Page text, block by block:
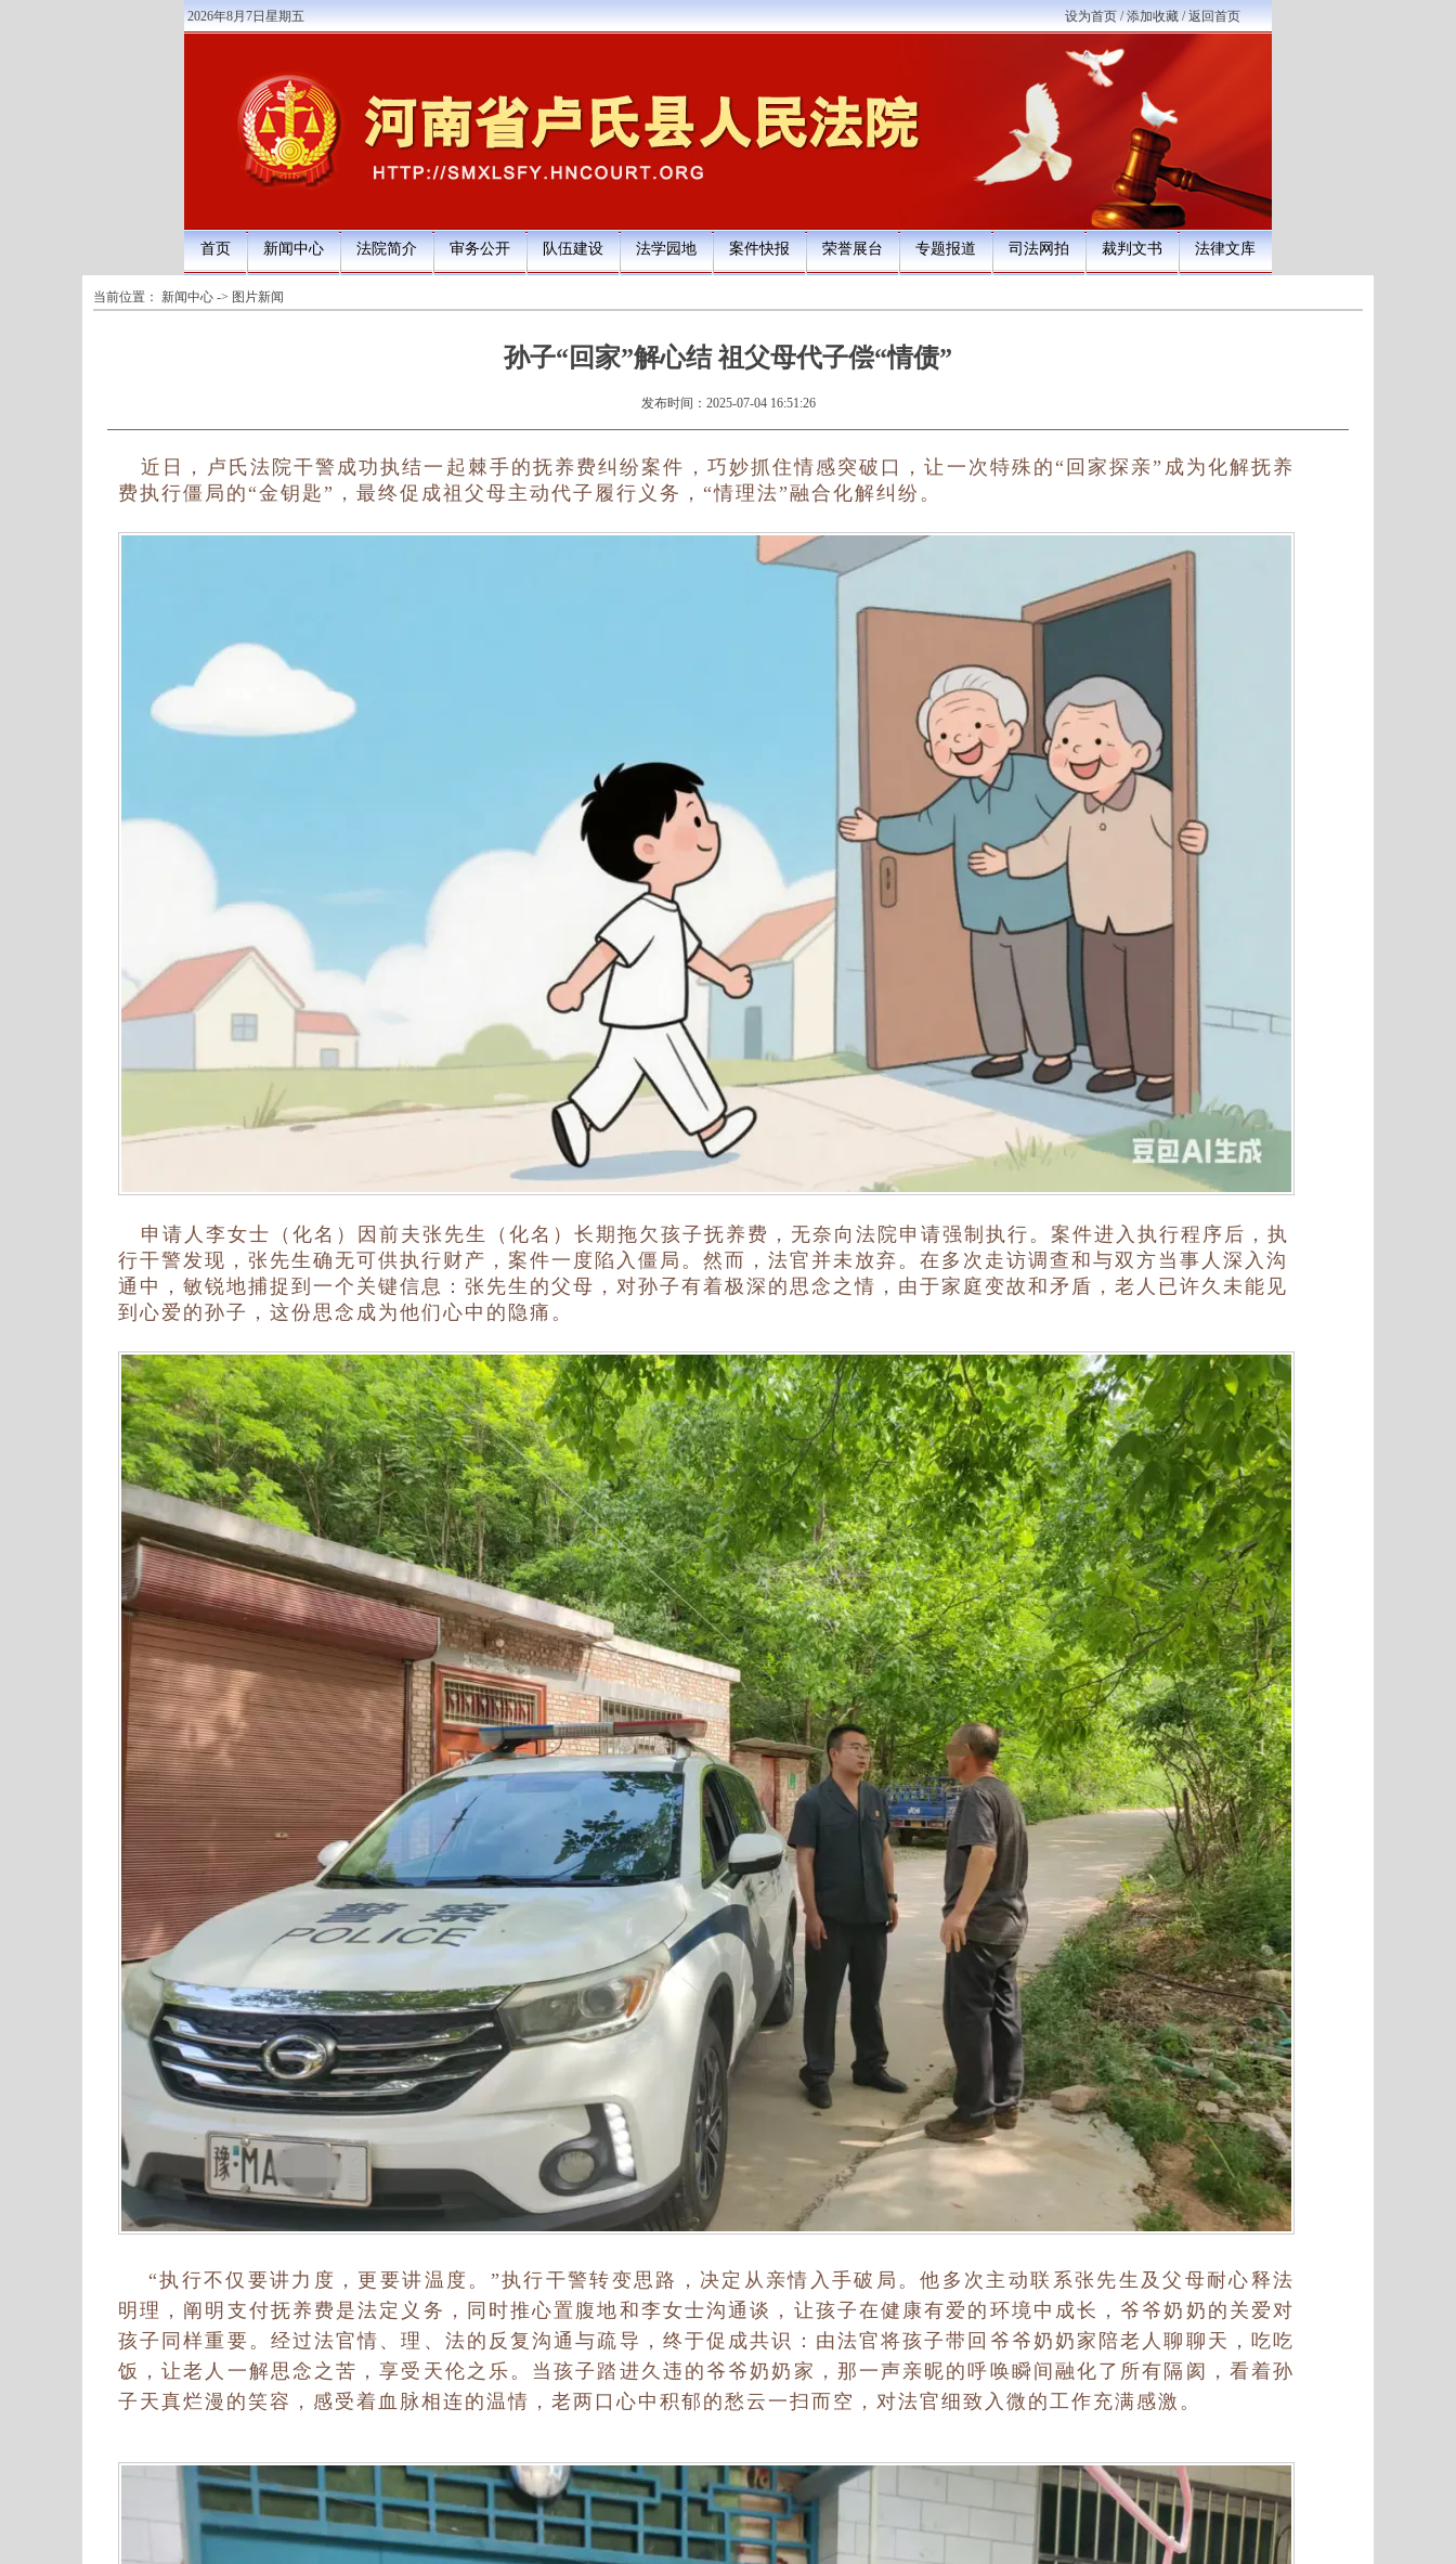
2026年8月7日星期五 设为首页/添加收藏/返回首页
首页 新闻中心 法院简介 审务公开 队伍建设 法学园地 案件快报 荣誉展台 专题报道 司法网拍 裁判文书 法律文库
当前位置： 新闻中心 -> 图片新闻
孙子“回家”解心结 祖父母代子偿“情债”
发布时间：2025-07-04 16:51:26
近日，卢氏法院干警成功执结一起棘手的抚养费纠纷案件，巧妙抓住情感突破口，让一次特殊的 “回家探亲”成为化解抚养
费执行僵局的“金钥匙”，最终促成祖父母主动代子履行义务，“情理法”融合化解纠纷。
申请人李女士（化名）因前夫张先生（化名）长期拖欠孩子抚养费，无奈向法院申请强制执行。案件进入执行程序后，执
行干警发现，张先生确无可供执行财产，案件一度陷入僵局。然而，法官并未放弃。在多次走访调查和与双方当事人深入沟
通中，敏锐地捕捉到一个关键信息：张先生的父母，对孙子有着极深的思念之情，由于家庭变故和矛盾，老人已许久未能见
到心爱的孙子，这份思念成为他们心中的隐痛。
“执行不仅要讲力度，更要讲温度。”执行干警转变思路，决定从亲情入手破局。他多次主动联系张先生及父母耐心释法
明理，阐明支付抚养费是法定义务，同时推心置腹地和李女士沟通谈，让孩子在健康有爱的环境中成长，爷爷奶奶的关爱对
孩子同样重要。经过法官情、理、法的反复沟通与疏导，终于促成共识：由法官将孩子带回爷爷奶奶家陪老人聊聊天，吃吃
饭，让老人一解思念之苦，享受天伦之乐。当孩子踏进久违的爷爷奶奶家，那一声亲昵的呼唤瞬间融化了所有隔阂，看着孙
子天真烂漫的笑容，感受着血脉相连的温情，老两口心中积郁的愁云一扫而空，对法官细致入微的工作充满感激。